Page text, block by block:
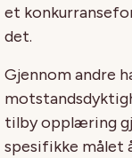
et
det.
Gjennom andre
tilbyopplæring
spesifikke målet